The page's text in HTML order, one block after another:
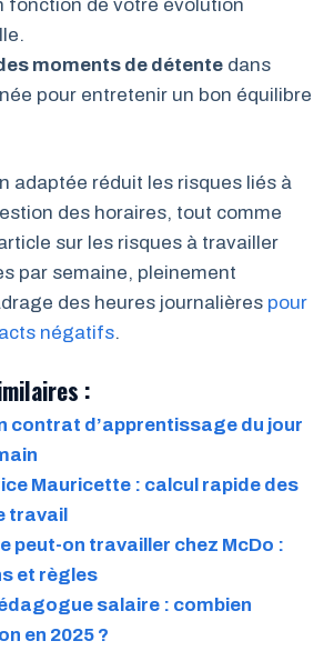
fonction de votre évolution
moments de détente dans
pour entretenir un bon équilibre
adaptée réduit les risques liés à
des horaires, tout comme
sur les risques à travailler
par semaine, pleinement
des heures journalières pour
négatifs.
:
contrat d’apprentissage du jour
Mauricette : calcul rapide des
travail
peut-on travailler chez McDo :
et règles
salaire : combien
en 2025 ?